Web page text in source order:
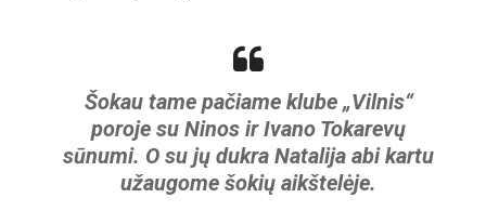
Šokau tame pačiame klube „Vilnis“
poroje su Ninos ir Ivano Tokarevų
sūnumi. O su jų dukra Natalija abi kartu
užaugome šokių aikštelėje.